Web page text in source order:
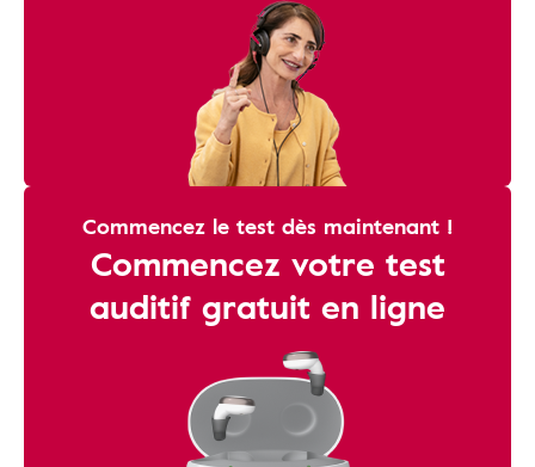
Commencez le test dès maintenant !
Commencez votre test
auditif gratuit en ligne